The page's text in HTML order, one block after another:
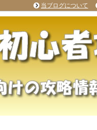
当ブログについて